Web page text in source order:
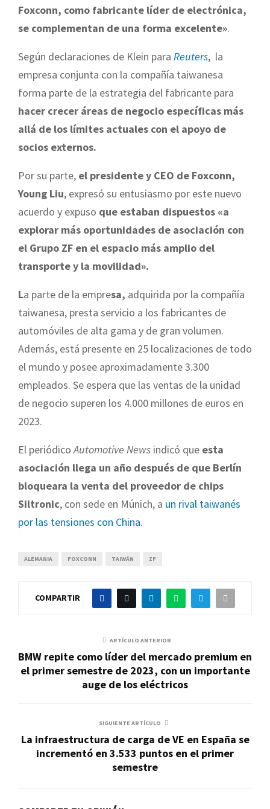
Foxconn, como fabricante líder de electrónica,
se complementan de una forma excelente».
Según declaraciones de Klein para Reuters, la
empresa conjunta con la compañía taiwanesa
forma parte de la estrategia del fabricante para
hacer crecer áreas de negocio específicas más
allá de los límites actuales con el apoyo de
socios externos.
Por su parte, el presidente y CEO de Foxconn,
Young Liu, expresó su entusiasmo por este nuevo
acuerdo y expuso que estaban dispuestos «a
explorar más oportunidades de asociación con
el Grupo ZF en el espacio más amplio del
transporte y la movilidad».
La parte de la empresa, adquirida por la compañía
taiwanesa, presta servicio a los fabricantes de
automóviles de alta gama y de gran volumen.
Además, está presente en 25 localizaciones de todo
el mundo y posee aproximadamente 3.300
empleados. Se espera que las ventas de la unidad
de negocio superen los 4.000 millones de euros en
2023.
El periódicoAutomotive News indicó que esta
asociación llega un año después de que Berlín
bloqueara la venta del proveedor de chips
Siltronic, con sede en Múnich, a un rival taiwanés
por las tensiones con China.
ALEMANIA FOXCONN TAIWÁN ZF
COMPARTIR
ARTÍCULO ANTERIOR
BMW repite como líder del mercado premium en
el primer semestre de 2023, con un importante
auge de los eléctricos
SIGUIENTE ARTÍCULO
La infraestructura de carga de VE en España se
incrementó en 3.533 puntos en el primer
semestre